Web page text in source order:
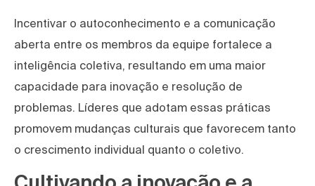
Incentivar o autoconhecimento e a comunicação
aberta entre os membros da equipe fortalece a
inteligência coletiva, resultando em uma maior
capacidade para inovação e resolução de
problemas. Líderes que adotam essas práticas
promovem mudanças culturais que favorecem tanto
o crescimento individual quanto o coletivo.